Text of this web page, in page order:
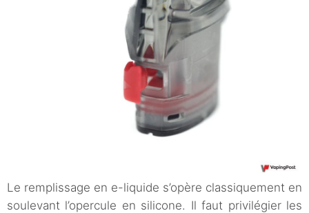
Le remplissage en e-liquide s’opère classiquement en
soulevant l’opercule en silicone. Il faut privilégier les